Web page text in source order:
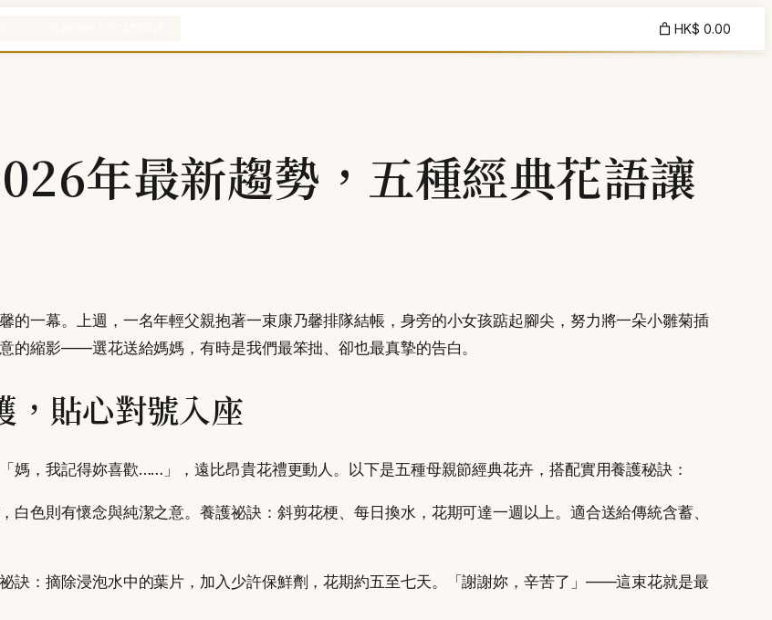
HK$ 0.00
年最新趨勢，五種經典花語讓
的一幕。上週，一名年輕父親抱著一束康乃馨排隊結帳，身旁的小女孩踮起腳尖，努力將一朵小雛菊插
的縮影——選花送給媽媽，有時是我們最笨拙、卻也最真摯的告白。
，貼心對號入座
媽，我記得妳喜歡……」，遠比昂貴花禮更動人。以下是五種母親節經典花卉，搭配實用養護秘訣：
色則有懷念與純潔之意。養護祕訣：斜剪花梗、每日換水，花期可達一週以上。適合送給傳統含蓄、
訣：摘除浸泡水中的葉片，加入少許保鮮劑，花期約五至七天。「謝謝妳，辛苦了」——這束花就是最